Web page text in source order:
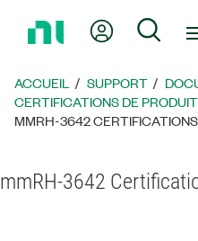
page
d’accueil
Mon compte
ACCUEIL SUPPORT
CERTIFICATIONS DE
MMRH-3642
mmRH-3642